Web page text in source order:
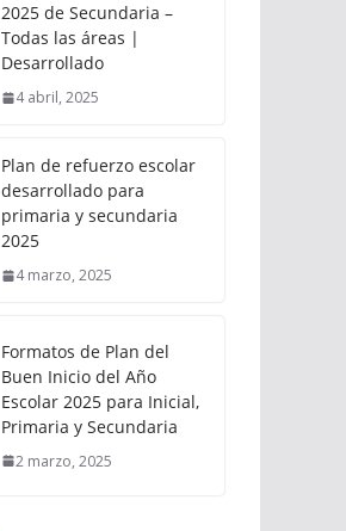
2025 de Secundaria –
Todas las áreas |
Desarrollado
4 abril, 2025
Plan de refuerzo escolar
desarrollado para
primaria y secundaria
2025
4 marzo, 2025
Formatos de Plan del
Buen Inicio del Año
Escolar 2025 para Inicial,
Primaria y Secundaria
2 marzo, 2025